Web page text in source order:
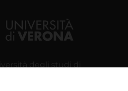
degli studi di